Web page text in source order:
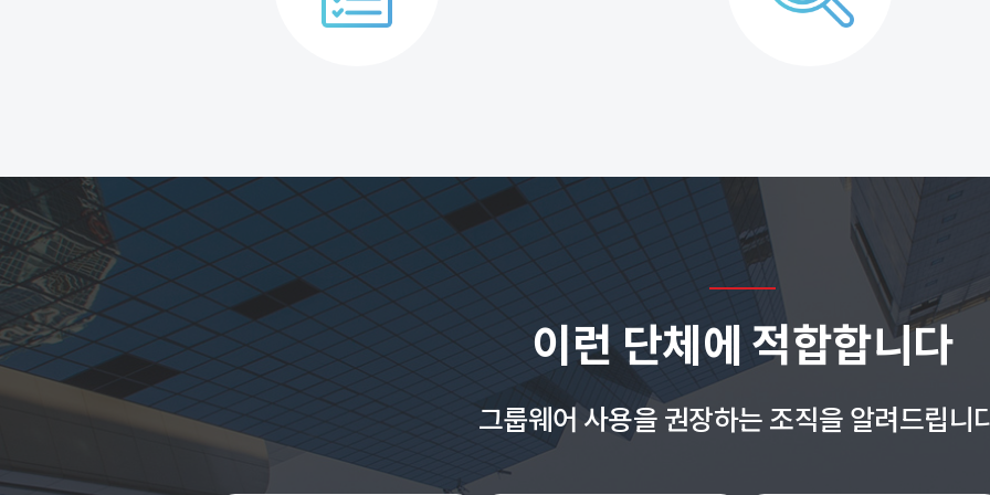
이런 단체에 적합합니다
그룹웨어 사용을 권장하는 조직을 알려드립니